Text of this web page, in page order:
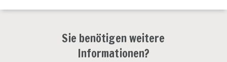
Sie benötigen weitere
Informationen?